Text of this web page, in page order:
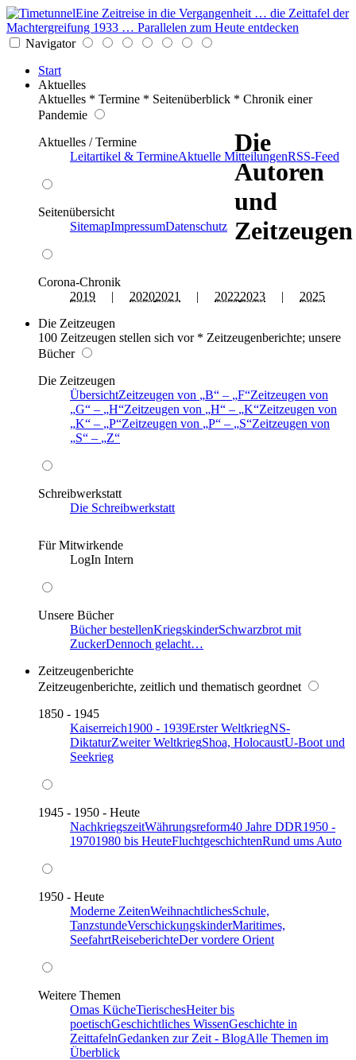
Eine Zeitreise in die Vergangenheit … die Zeittafel der
Machtergreifung 1933 … Parallelen zum Heute entdecken
Navigator
Start
Aktuelles
Aktuelles * Termine * Seitenüberblick * Chronik einer
Pandemie
Aktuelles / Termine
Leitartikel & TermineAktuelle MitteilungenRSS-Feed
Seitenübersicht
SitemapImpressumDatenschutz
Corona-Chronik
2019 | 20202021 | 20222023 | 2025
Die Zeitzeugen
100 Zeitzeugen stellen sich vor * Zeitzeugenberichte; unsere
Bücher
Die Zeitzeugen
ÜbersichtZeitzeugen von B – F Zeitzeugen von
G
– H Zeitzeugen von H – K Zeitzeugen von
K
– P Zeitzeugen von P – S Zeitzeugen von
S
– Z
Schreibwerkstatt
Die Schreibwerkstatt
Für Mitwirkende
LogIn Intern
Unsere Bücher
Bücher bestellenKriegskinderSchwarzbrot mit
ZuckerDennoch gelacht…
Zeitzeugenberichte
Zeitzeugenberichte, zeitlich und thematisch geordnet
1850 - 1945
Kaiserreich1900 - 1939Erster WeltkriegNS-
DiktaturZweiter WeltkriegShoa, HolocaustU-Boot und
Seekrieg
1945 - 1950 - Heute
NachkriegszeitWährungsreform40 Jahre DDR1950 -
19701980 bis HeuteFluchtgeschichtenRund ums Auto
1950 - Heute
Moderne ZeitenWeihnachtlichesSchule,
TanzstundeVerschickungskinderMaritimes,
SeefahrtReiseberichteDer vordere Orient
Weitere Themen
Omas KücheTierischesHeiter bis
poetischGeschichtliches WissenGeschichte in
ZeittafelnGedanken zur Zeit - BlogAlle Themen im
Überblick
Die
Autoren
und
Zeitzeugen